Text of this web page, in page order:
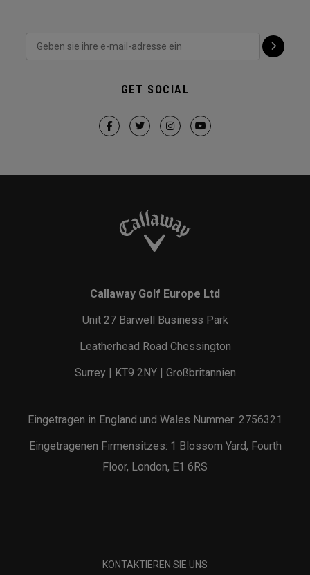
GET SOCIAL
Callaway Golf Europe Ltd
Unit 27 Barwell Business Park
Leatherhead Road Chessington
Surrey | KT9 2NY | Großbritannien
Eingetragen in England und Wales Nummer: 2756321
Eingetragenen Firmensitzes: 1 Blossom Yard, Fourth
Floor, London, E1 6RS
KONTAKTIEREN SIE UNS